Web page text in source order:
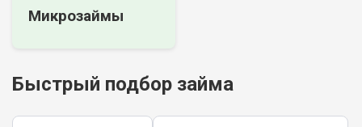
Микрозаймы
Быстрый подбор займа